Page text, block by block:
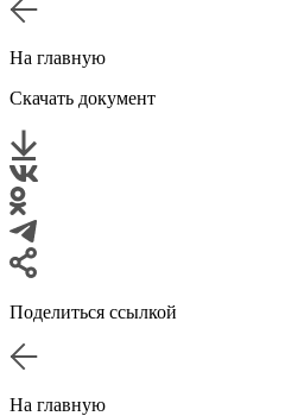
На главную
Скачать документ
Поделиться ссылкой
На главную